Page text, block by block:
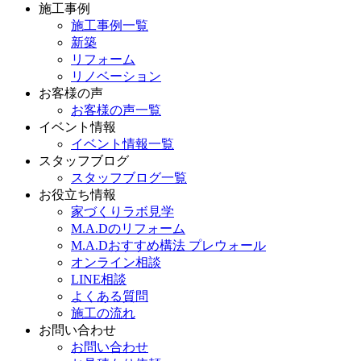
施工事例
施工事例一覧
新築
リフォーム
リノベーション
お客様の声
お客様の声一覧
イベント情報
イベント情報一覧
スタッフブログ
スタッフブログ一覧
お役立ち情報
家づくりラボ見学
M.A.Dのリフォーム
M.A.Dおすすめ構法 プレウォール
オンライン相談
LINE相談
よくある質問
施工の流れ
お問い合わせ
お問い合わせ